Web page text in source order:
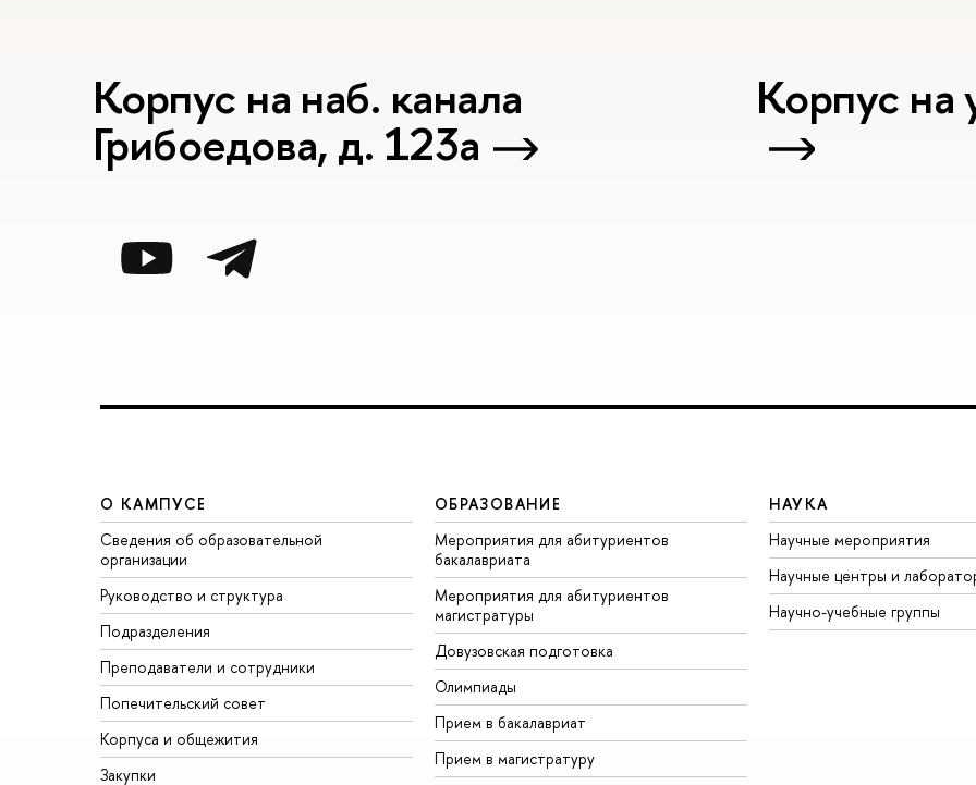
Корпус на наб. канала
Грибоедова, д. 123а
Корпус
О КАМПУСЕ
Сведения об образовательной
организации
Руководство и структура
Подразделения
Преподаватели и сотрудники
Попечительский совет
Корпуса и общежития
Закупки
ОБРАЗОВАНИЕ
Мероприятия для абитуриентов
бакалавриата
Мероприятия для абитуриентов
магистратуры
Довузовская подготовка
Олимпиады
Прием в бакалавриат
Прием в магистратуру
НАУКА
Научные мероприятия
Научные центры и
Научно-учебные группы